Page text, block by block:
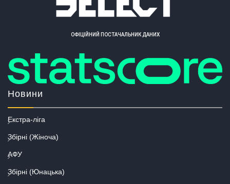
ОФІЦІЙНИЙ ПОСТАЧАЛЬНИК ДАНИХ
Новини
Екстра-ліга
Збірні (Жіноча)
АФУ
Збірні (Юнацька)